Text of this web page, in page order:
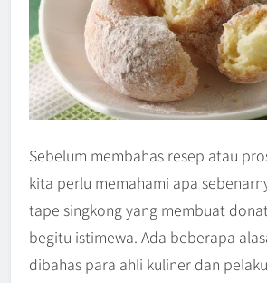
Sebelum membahas resep atau
kita perlu memahami apa
tape singkong yang membuat
begitu istimewa. Ada beberapa
dibahas para ahli kuliner dan